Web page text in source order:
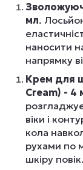
мл.
наносити
напрямку
Крем для
Cream) - 4
віки і
кола
рухами по
шкіру повік.